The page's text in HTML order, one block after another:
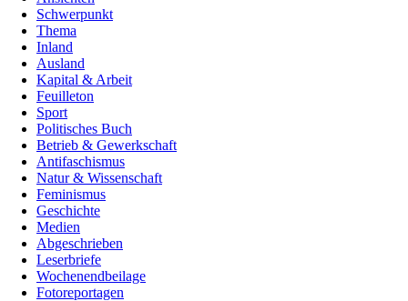
Schwerpunkt
Thema
Inland
Ausland
Kapital & Arbeit
Feuilleton
Sport
Politisches Buch
Betrieb & Gewerkschaft
Antifaschismus
Natur & Wissenschaft
Feminismus
Geschichte
Medien
Abgeschrieben
Leserbriefe
Wochenendbeilage
Fotoreportagen